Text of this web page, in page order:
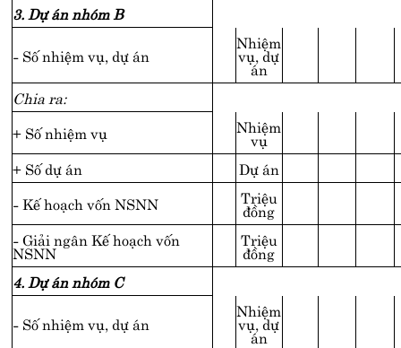
3. Dự án nhóm B
- Số nhiệm vụ, dự án
Nhiệm
vụ, dự
án
Chia ra:
+ Số nhiệm vụ
Nhiệm
vụ
+ Số dự án
Dự án
- Kế hoạch vốn NSNN
Triệu
đồng
- Giải ngân Kế hoạch vốn
NSNN
Triệu
đồng
4. Dự án nhóm C
- Số nhiệm vụ, dự án
Nhiệm
vụ, dự
án